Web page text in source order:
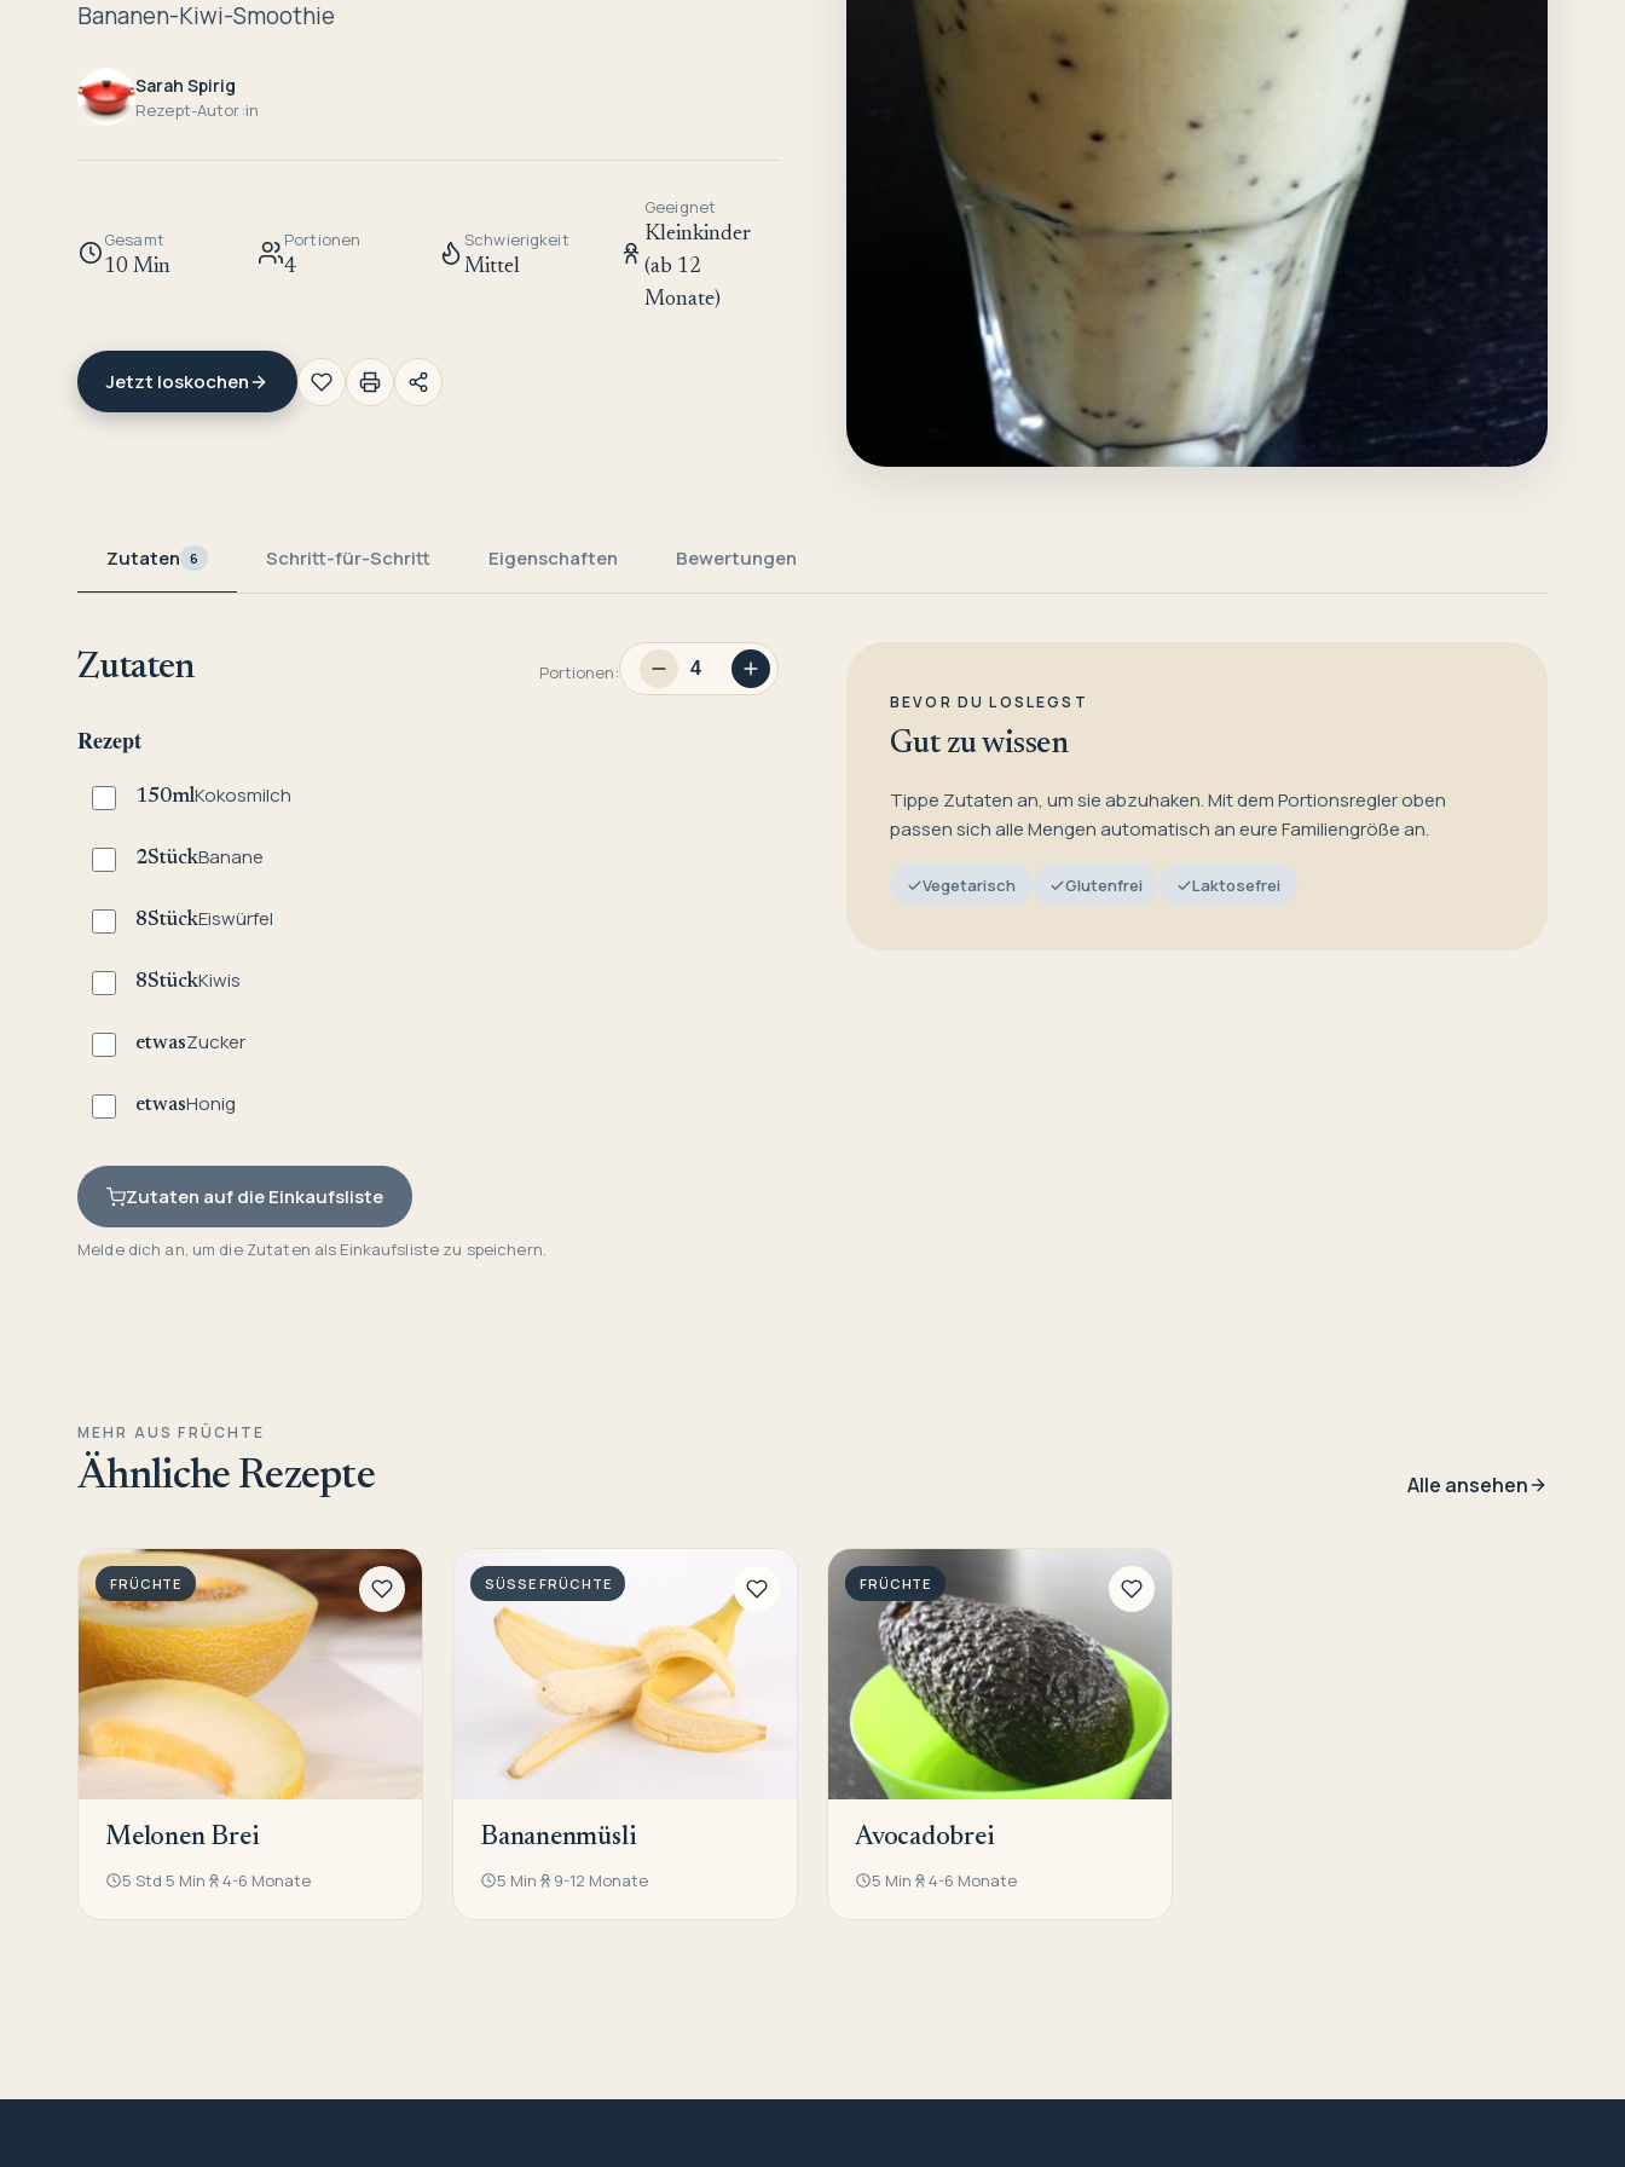
Bananen-Kiwi-Smoothie
Sarah Spirig
Rezept-Autor:in
Gesamt
10 Min
Portionen
4
Schwierigkeit
Mittel
Geeignet
Kleinkinder
(ab 12
Monate)
Jetzt loskochen
Zutaten 6 Schritt-für-Schritt Eigenschaften Bewertungen
Zutaten Portionen:
Rezept
150mlKokosmilch
2StückBanane
8StückEiswürfel
8StückKiwis
etwasZucker
etwasHonig
Zutaten auf die Einkaufsliste
Melde dich an, um die Zutaten als Einkaufsliste zu speichern.
BEVOR DU LOSLEGST
Gut zu wissen
Tippe Zutaten an, um sie abzuhaken. Mit dem Portionsregler oben
passen sich alle Mengen automatisch an eure Familiengröße an.
Vegetarisch Glutenfrei Laktosefrei
MEHR AUS FRÜCHTE
Ähnliche Rezepte Alle ansehen
FRÜCHTE
Melonen Brei
5 Std 5 Min 4-6 Monate
SÜSSE FRÜCHTE
Bananenmüsli
5 Min 9-12 Monate
FRÜCHTE
Avocadobrei
5 Min 4-6 Monate